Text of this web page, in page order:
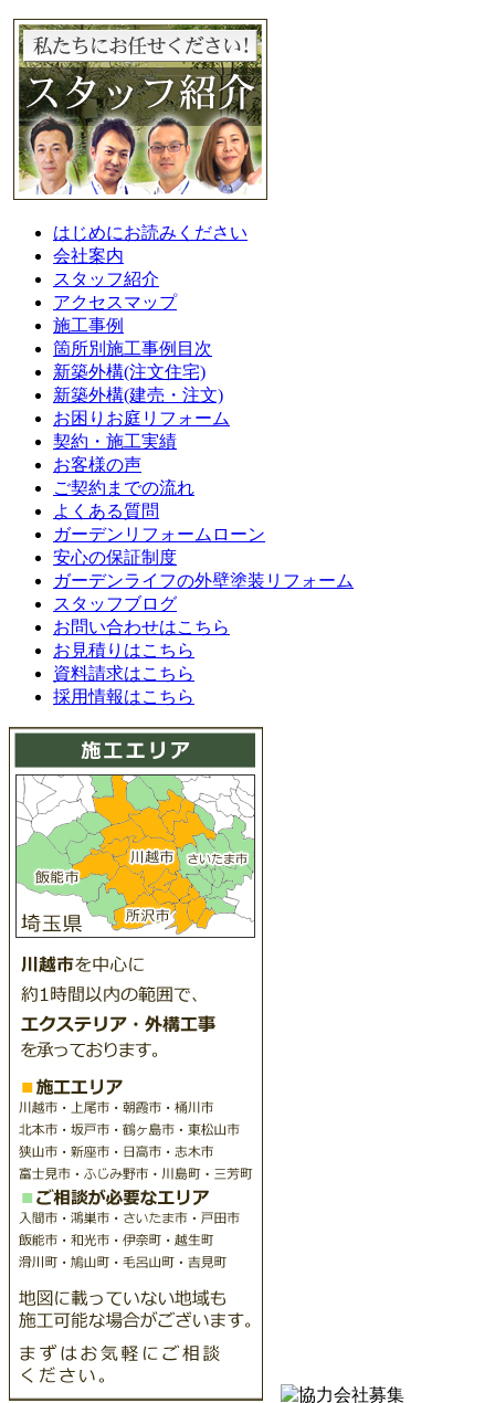
はじめにお読みください
会社案内
スタッフ紹介
アクセスマップ
施工事例
箇所別施工事例目次
新築外構(注文住宅)
新築外構(建売・注文)
お困りお庭リフォーム
契約・施工実績
お客様の声
ご契約までの流れ
よくある質問
ガーデンリフォームローン
安心の保証制度
ガーデンライフの外壁塗装リフォーム
スタッフブログ
お問い合わせはこちら
お見積りはこちら
資料請求はこちら
採用情報はこちら